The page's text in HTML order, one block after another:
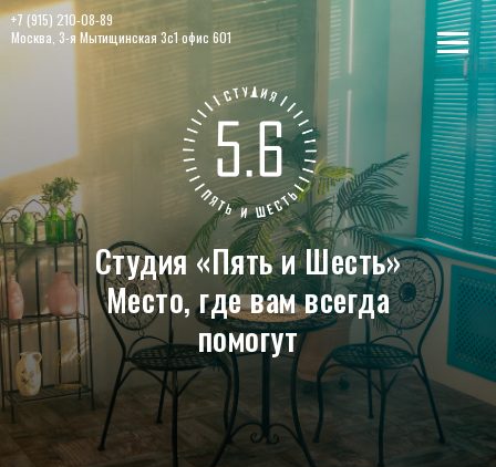
Студия «Пять и Шесть»
Место, где вам всегда
помогут
+7 (915) 210-08-89
Москва, 3-я Мытищинская 3с1 офис 601